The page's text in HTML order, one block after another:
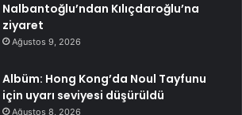
Nalbantoğlu’ndan Kılıçdaroğlu’na
ziyaret
Ağustos 9, 2026
Albüm: Hong Kong’da Noul Tayfunu
için uyarı seviyesi düşürüldü
Ağustos 8, 2026